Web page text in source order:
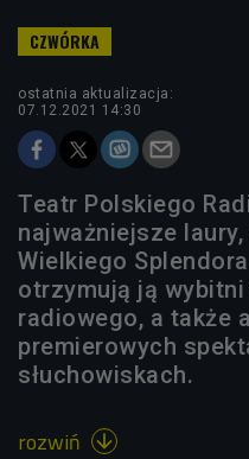
ostatnia aktualizacja:
07.12.2021 14:30
Teatr Polskiego
najważniejsze
Wielkiego
otrzymują ją
radiowego, a także
premierowych
słuchowiskach.
rozwiń 